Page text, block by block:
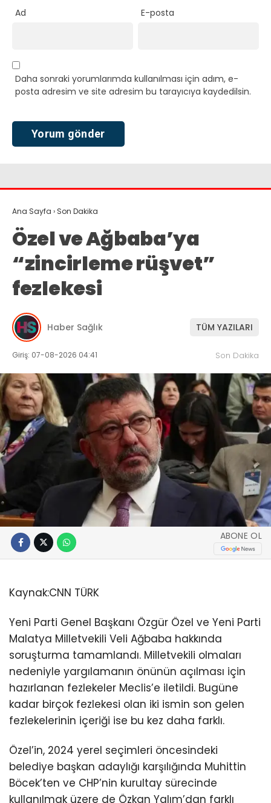
Ad E-posta
Daha sonraki yorumlarımda kullanılması için adım, e-
posta adresim ve site adresim bu tarayıcıya kaydedilsin.
Ana Sayfa › Son Dakika
Özel ve Ağbaba’ya
“zincirleme rüşvet”
fezlekesi
Haber Sağlık TÜM YAZILARI
Giriş: 07-08-2026 04:41 Son Dakika
ABONE OL
Kaynak:CNN TÜRK
Yeni Parti Genel Başkanı Özgür Özel ve Yeni Parti
Malatya Milletvekili Veli Ağbaba hakkında
soruşturma tamamlandı. Milletvekili olmaları
nedeniyle yargılamanın önünün açılması için
hazırlanan fezlekeler Meclis’e iletildi. Bugüne
kadar birçok fezlekesi olan iki ismin son gelen
fezlekelerinin içeriği ise bu kez daha farklı.
Özel’in, 2024 yerel seçimleri öncesindeki
belediye başkan adaylığı karşılığında Muhittin
Böcek’ten ve CHP’nin kurultay sürecinde
kullanılmak üzere de Özkan Yalım’dan farklı